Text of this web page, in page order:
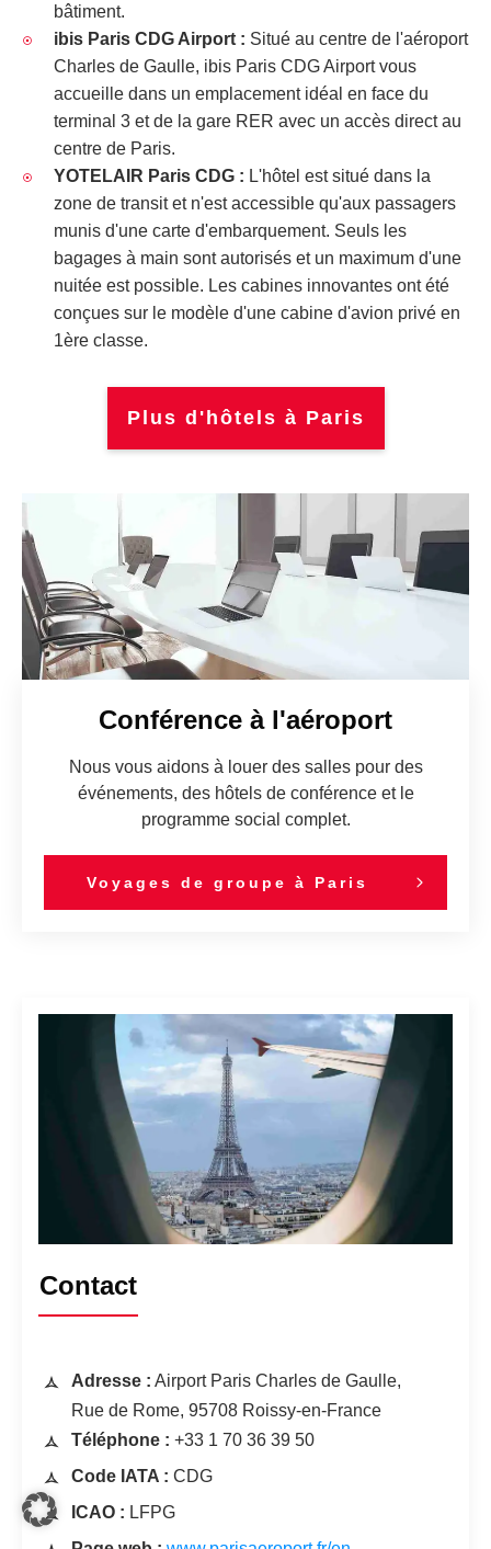
bâtiment.
ibis Paris CDG Airport : Situé au centre de l'aéroport
Charles de Gaulle, ibis Paris CDG Airport vous
accueille dans un emplacement idéal en face du
terminal 3 et de la gare RER avec un accès direct au
centre de Paris.
YOTELAIR Paris CDG : L'hôtel est situé dans la
zone de transit et n'est accessible qu'aux passagers
munis d'une carte d'embarquement. Seuls les
bagages à main sont autorisés et un maximum d'une
nuitée est possible. Les cabines innovantes ont été
conçues sur le modèle d'une cabine d'avion privé en
1ère classe.
Plus d'hôtels à Paris
Conférence à l'aéroport
Nous vous aidons à louer des salles pour des
événements, des hôtels de conférence et le
programme social complet.
Voyages de groupe à Paris
Contact
Adresse : Airport Paris Charles de Gaulle,
Rue de Rome, 95708 Roissy-en-France
Téléphone : +33 1 70 36 39 50
Code IATA : CDG
ICAO : LFPG